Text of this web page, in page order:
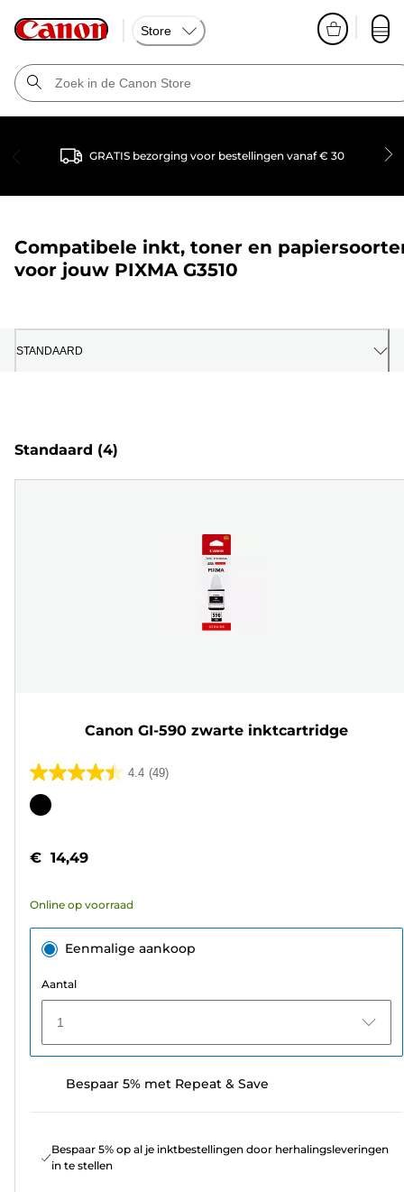
Store
GRATIS bezorging voor bestellingen vanaf € 30
Compatibele inkt, toner en
voor jouw PIXMA G3510
STANDAARD
Standaard (4)
Canon GI-590 zwarte inktcartridge
4.4 (49)
4.4
van
sterren.
beoordelingen
Kleurencartridge
€ 14,49
Online op voorraad
Eenmalige aankoop
Aantal
1
Bespaar 5% met Repeat & Save
Bespaar 5% op al je inktbestellingen door herhalingsleveringen
in te stellen